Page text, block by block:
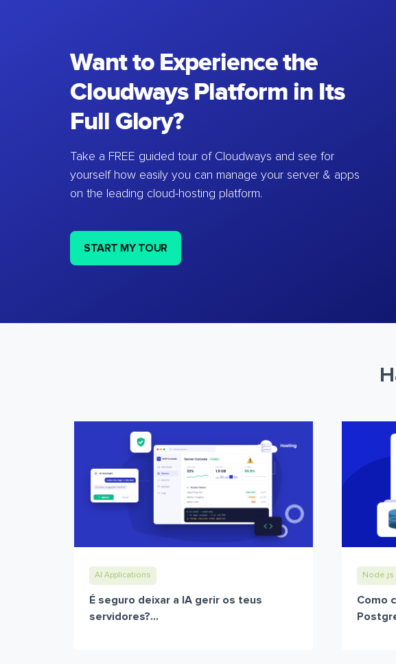
Want to Experience the
Cloudways Platform in Its
Full Glory?
Take a FREE guided tour of Cloudways and see for
yourself how easily you can manage your server & apps
on the leading cloud-hosting platform.
START MY TOUR
AI Applications
É seguro deixar a IA gerir os teus
servidores?...
Node.js
Como